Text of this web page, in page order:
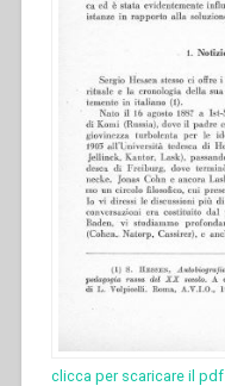
clicca per scaricare il pdf